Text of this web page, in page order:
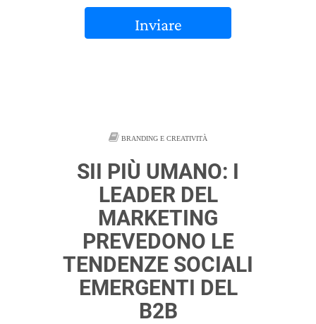
Inviare
BRANDING E CREATIVITÀ
SII PIÙ UMANO: I
LEADER DEL
MARKETING
PREVEDONO LE
TENDENZE SOCIALI
EMERGENTI DEL
B2B